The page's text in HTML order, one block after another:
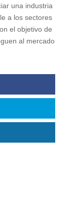
una industria
a los sectores
el objetivo de
al mercado